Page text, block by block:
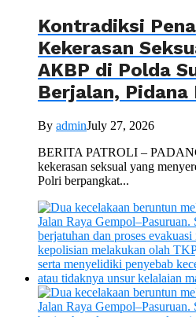
Kontradiksi
Kekerasan
AKBP di Polda
Berjalan, Pidana
By adminJuly 27, 2026
BERITA PATROLI –
kekerasan seksual yang
Polri berpangkat...